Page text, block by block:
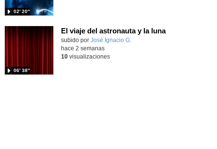
02′ 20″
El viaje del astronauta y la luna
Contenido educativo.
subido por José Ignacio G.
06′ 38″
hace 2 semanas
10visualizaciones